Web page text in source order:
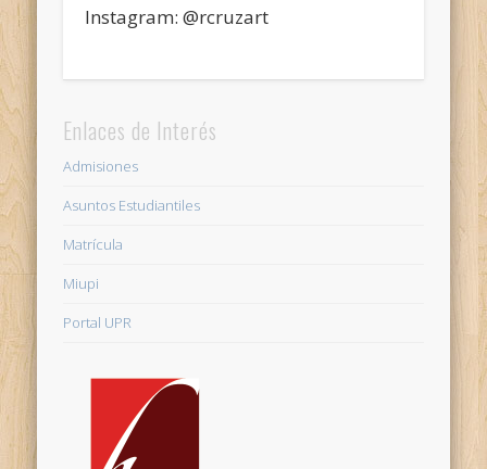
Instagram: @rcruzart
Enlaces de Interés
Admisiones
Asuntos Estudiantiles
Matrícula
Miupi
Portal UPR